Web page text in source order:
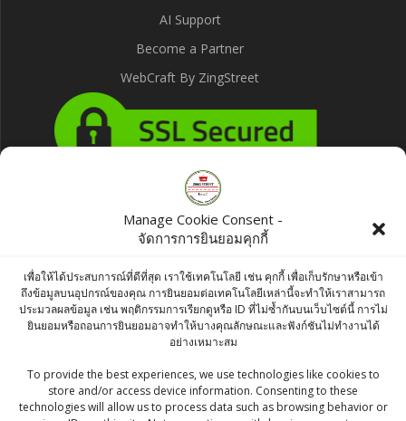
Manage Cookie Consent -
จัดการการยินยอมคุกกี้
เพื่อให้ได้ประสบการณ์ที่ดีที่สุด เราใช้เทคโนโลยี เช่น คุกกี้ เพื่อเก็บรักษาหรือเข้า
ถึงข้อมูลบนอุปกรณ์ของคุณ การยินยอมต่อเทคโนโลยีเหล่านี้จะทำให้เราสามารถ
ประมวลผลข้อมูล เช่น พฤติกรรมการเรียกดูหรือ ID ที่ไม่ซ้ำกันบนเว็บไซต์นี้ การไม่
ยินยอมหรือถอนการยินยอมอาจทำให้บางคุณลักษณะและฟังก์ชันไม่ทำงานได้
อย่างเหมาะสม
To provide the best experiences, we use technologies like cookies to
store and/or access device information. Consenting to these
technologies will allow us to process data such as browsing behavior or
AI Support
Become a Partner
WebCraft By ZingStreet
Products
฿60.00 Original
price
was:
฿60.00.
฿57.00Current
price
is:
฿57.00.
Lijjat Papad 200g
55.00
Original
price
฿
price
Fresh Almond Bafri 500g - Indian Sweets